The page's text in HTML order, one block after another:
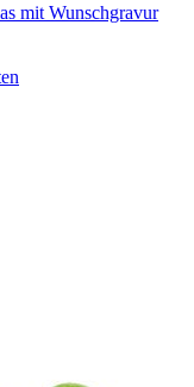
mit Wunschgravur